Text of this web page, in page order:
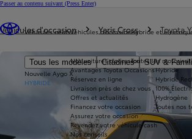
Passer au contenu suivant (Press Enter)
Véhicules neufs
Tous les modèles Citadines SUV &
Nouvelle Aygo X
HYBRIDE
Véhicules d'occasion
Nos voitures d'occasion
Avantages Toyota Occasions
Réservez en ligne
Livraison près de chez vous
Offres et actualités
Financez votre occasion
Assurez votre occasion
Revendez votre véhicule cash
Nos conseils
Hybride et
Toutes les
Hybride
Hybride
100%
Hydrogène
Toutes nos
Véhicules d'occasion Yaris Cross Toyota